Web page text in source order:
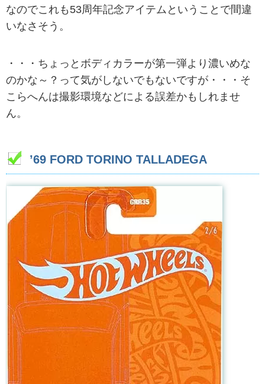
なのでこれも53周年記念アイテムということで間違
いなさそう。
・・・ちょっとボディカラーが第一弾より濃いめな
のかな～？って気がしないでもないですが・・・そ
こらへんは撮影環境などによる誤差かもしれませ
ん。
’69 FORD TORINO TALLADEGA